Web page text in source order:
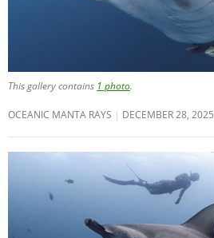
This gallery contains 1 photo.
OCEANIC MANTA RAYS DECEMBER 28, 2025